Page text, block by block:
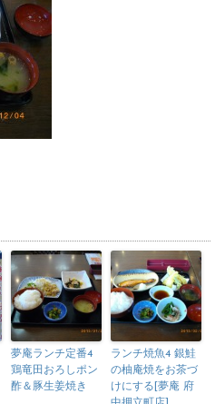
夢庵ランチ定番4
鶏竜田おろしポン
酢＆豚生姜焼き
ランチ焼魚4 銀鮭
の柚庵焼をお茶づ
けにする[夢庵 府